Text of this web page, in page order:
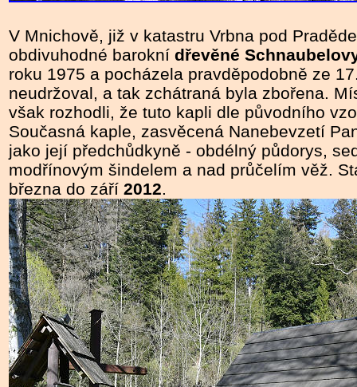
V Mnichově, již v katastru Vrbna pod
obdivuhodné barokní dřevěné
roku 1975 a pocházela pravděpodobně ze
neudržoval, a tak zchátraná byla zbořena.
však rozhodli, že tuto kapli dle původního
Současná kaple, zasvěcená Nanebevzetí
jako její předchůdkyně - obdélný půdorys,
modřínovým šindelem a nad průčelím věž.
března do září 2012.